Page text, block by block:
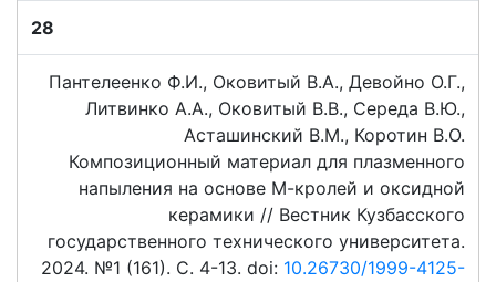
28
Пантелеенко Ф.И., Оковитый В.А., Девойно О.Г.,
Литвинко А.А., Оковитый В.В., Середа В.Ю.,
Асташинский В.М., Коротин В.О.
Композиционный материал для плазменного
напыления на основе М-кролей и оксидной
керамики // Вестник Кузбасского
государственного технического университета.
2024. №1 (161). C. 4-13. doi: 10.26730/1999-4125-